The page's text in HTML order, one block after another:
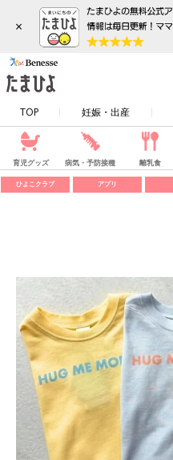
×
TOP 妊娠・出産
育児グッズ 病気・予防接種 離乳食
ひよこクラブ アプリ